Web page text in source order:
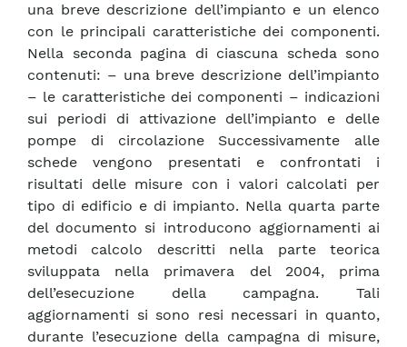
una breve descrizione dell’impianto e un elenco
con le principali caratteristiche dei componenti.
Nella seconda pagina di ciascuna scheda sono
contenuti: – una breve descrizione dell’impianto
– le caratteristiche dei componenti – indicazioni
sui periodi di attivazione dell’impianto e delle
pompe di circolazione Successivamente alle
schede vengono presentati e confrontati i
risultati delle misure con i valori calcolati per
tipo di edificio e di impianto. Nella quarta parte
del documento si introducono aggiornamenti ai
metodi calcolo descritti nella parte teorica
sviluppata nella primavera del 2004, prima
dell’esecuzione della campagna. Tali
aggiornamenti si sono resi necessari in quanto,
durante l’esecuzione della campagna di misure,